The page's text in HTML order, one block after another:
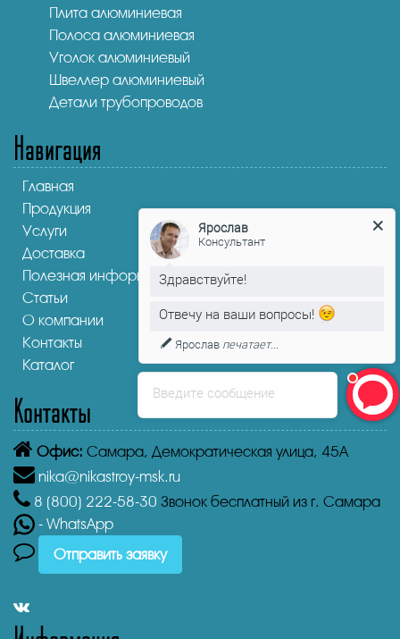
Плита алюминиевая
Полоса алюминиевая
Уголок алюминиевый
Швеллер алюминиевый
Детали трубопроводов
Навигация
Главная
Продукция
Услуги
Доставка
Полезная информация
Статьи
О компании
Контакты
Каталог
Контакты
Офис: Самара, Демократическая улица, 45А
nika@nikastroy-msk.ru
8 (800) 222-58-30 Звонок бесплатный из г. Самара
- WhatsApp
Отправить заявку
Введите сообщение
Ярослав
Консультант
Здравствуйте!
Отвечу на ваши вопросы!
Ярослав печатает...